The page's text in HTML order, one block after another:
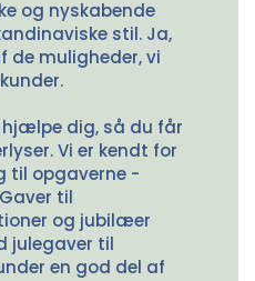
og nyskabende
stil. Ja,
de muligheder, vi
dig, så du får
Vi er kendt for
til opgaverne -
til
og jubilæer
julegaver til
en god del af